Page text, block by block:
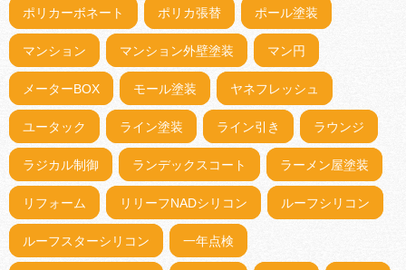
ポリカーボネート ポリカ張替 ポール塗装
マンション マンション外壁塗装 マン円
メーターBOX モール塗装 ヤネフレッシュ
ユータック ライン塗装 ライン引き ラウンジ
ラジカル制御 ランデックスコート ラーメン屋塗装
リフォーム リリーフNADシリコン ルーフシリコン
ルーフスターシリコン 一年点検